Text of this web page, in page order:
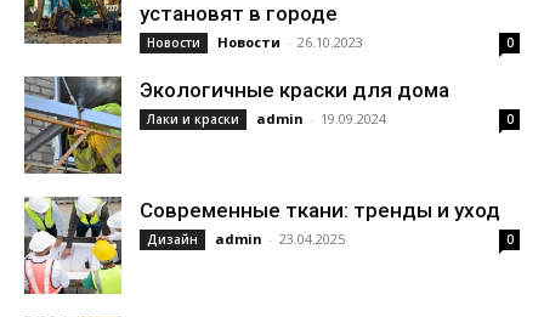
установят в городе
Новости Новости - 26.10.2023 0
Экологичные краски для дома
Лаки и краски admin - 19.09.2024 0
Современные ткани: тренды и уход
Дизайн admin - 23.04.2025 0